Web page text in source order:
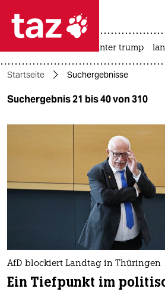
 taz zahl ich
taz zahl ich
themen
gesellschaft
berlin
usa unter trump
Startseite Suchergebnisse
Suchergebnis 21 bis 40 von 310
AfD blockiert Landtag in Thüringen
Ein Tiefpunkt im